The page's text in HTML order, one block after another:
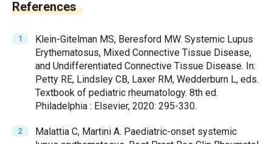
References
Klein-Gitelman MS, Beresford MW. Systemic Lupus
Erythematosus, Mixed Connective Tissue Disease,
and Undifferentiated Connective Tissue Disease. In:
Petty RE, Lindsley CB, Laxer RM, Wedderburn L, eds.
Textbook of pediatric rheumatology. 8th ed.
Philadelphia : Elsevier, 2020: 295-330.
Malattia C, Martini A. Paediatric-onset systemic